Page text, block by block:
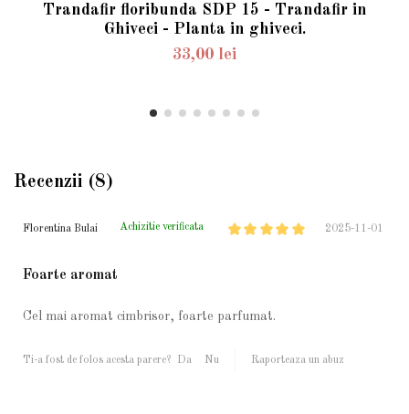
Trandafir floribunda SDP 15 - Trandafir in
Ghiveci - Planta in ghiveci.
33,00 lei
Recenzii (8)
Florentina Bulai Achizitie verificata 2025-11-01
Foarte aromat
Cel mai aromat cimbrisor, foarte parfumat.
Ti-a fost de folos acesta parere? Da Nu Raporteaza un abuz